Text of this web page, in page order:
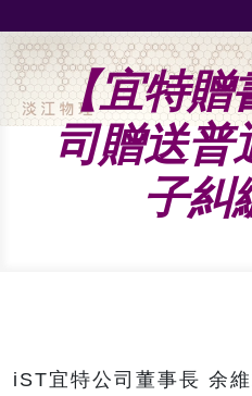
【宜特贈
司贈送普
子糾
iST宜特公司董事長 余